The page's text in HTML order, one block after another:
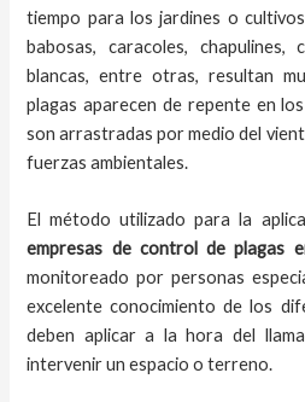
tiempo para los jardines o
babosas, caracoles, chapulines,
blancas, entre otras, resultan
plagas aparecen de repente en
son arrastradas por medio del
fuerzas ambientales.
El método utilizado para la
empresas de control de plagas
monitoreado por personas
excelente conocimiento de los
deben aplicar a la hora del
intervenir un espacio o terreno.